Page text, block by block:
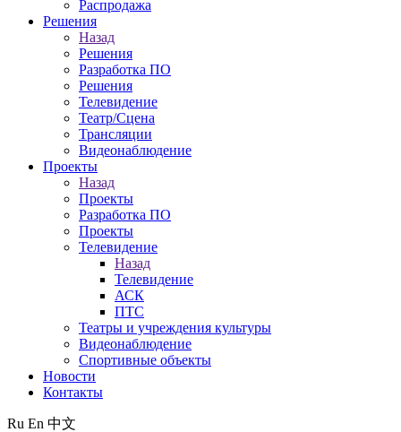
Распродажа
Решения
Назад
Решения
Разработка ПО
Решения
Телевидение
Театр/Сцена
Трансляции
Видеонаблюдение
Проекты
Назад
Проекты
Разработка ПО
Проекты
Телевидение
Назад
Телевидение
АСК
ПТС
Театры и учреждения культуры
Видеонаблюдение
Спортивные объекты
Новости
Контакты
Ru En 中文